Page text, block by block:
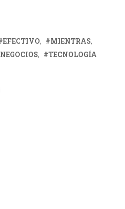
EFECTIVO
MIENTRAS
NEGOCIOS TECNOLOGÍA